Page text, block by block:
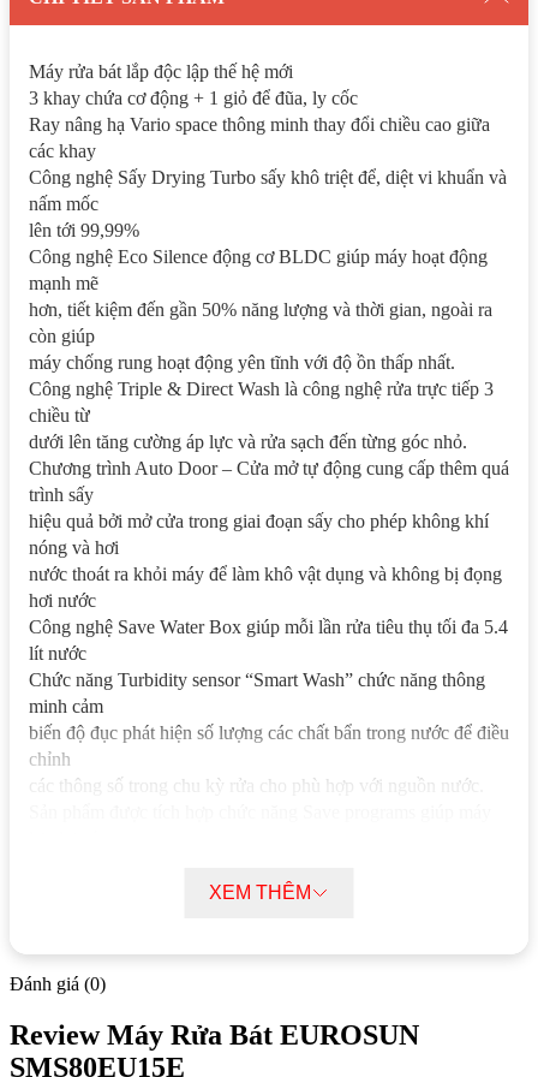
Máy rửa bát lắp độc lập thế hệ mới
3 khay chứa cơ động + 1 giỏ để đũa, ly cốc
Ray nâng hạ Vario space thông minh thay đổi chiều cao giữa
các khay
Công nghệ Sấy Drying Turbo sấy khô triệt để, diệt vi khuẩn và
nấm mốc
lên tới 99,99%
Công nghệ Eco Silence động cơ BLDC giúp máy hoạt động
mạnh mẽ
hơn, tiết kiệm đến gần 50% năng lượng và thời gian, ngoài ra
còn giúp
máy chống rung hoạt động yên tĩnh với độ ồn thấp nhất.
Công nghệ Triple & Direct Wash là công nghệ rửa trực tiếp 3
chiều từ
dưới lên tăng cường áp lực và rửa sạch đến từng góc nhỏ.
Chương trình Auto Door – Cửa mở tự động cung cấp thêm quá
trình sấy
hiệu quả bởi mở cửa trong giai đoạn sấy cho phép không khí
nóng và hơi
nước thoát ra khỏi máy để làm khô vật dụng và không bị đọng
hơi nước
Công nghệ Save Water Box giúp mỗi lần rửa tiêu thụ tối đa 5.4
lít nước
Chức năng Turbidity sensor “Smart Wash” chức năng thông
minh cảm
biến độ đục phát hiện số lượng các chất bẩn trong nước để điều
chỉnh
các thông số trong chu kỳ rửa cho phù hợp với nguồn nước.
Rửa Mini (Jet Wash) rửa nhanh siêu tốc 14 phút,
Rửa tự động tiết kiệm Auto Delicate 30°C – 50°C,
Rửa tự động thông thường Auto Normal 50- 60°C/ Auto Flex
50- 60°C
XEM THÊM
Đánh giá (0)
Review Máy Rửa Bát EUROSUN
SMS80EU15E